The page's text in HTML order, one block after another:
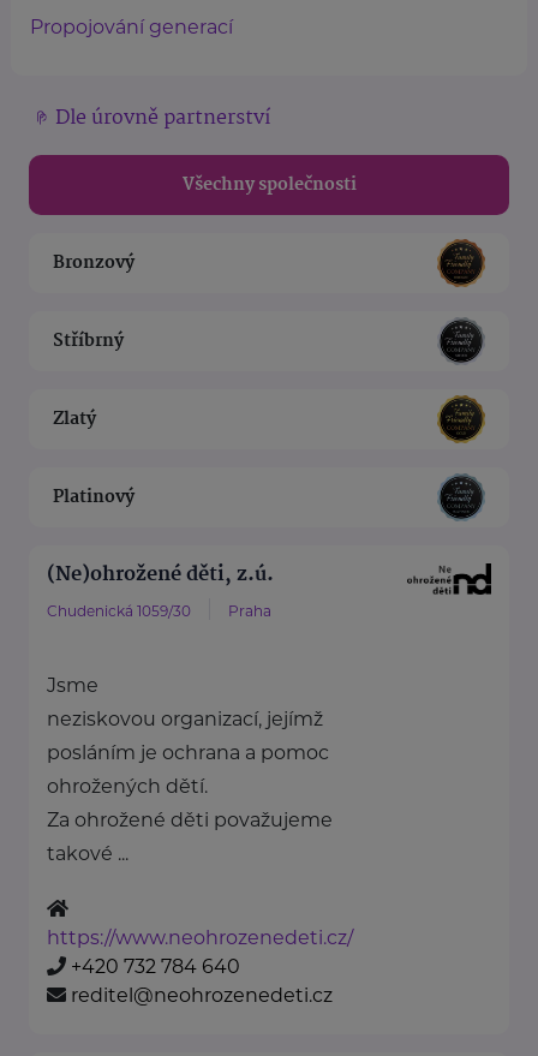
Propojování generací
Dle úrovně partnerství
Všechny společnosti
Bronzový
Stříbrný
Zlatý
Platinový
(Ne)ohrožené děti, z.ú.
Chudenická 1059/30 Praha
Jsme
neziskovou organizací, jejímž
posláním je ochrana a pomoc
ohrožených dětí.
Za ohrožené děti považujeme
takové ...
https://www.neohrozenedeti.cz/
+420 732 784 640
reditel@neohrozenedeti.cz